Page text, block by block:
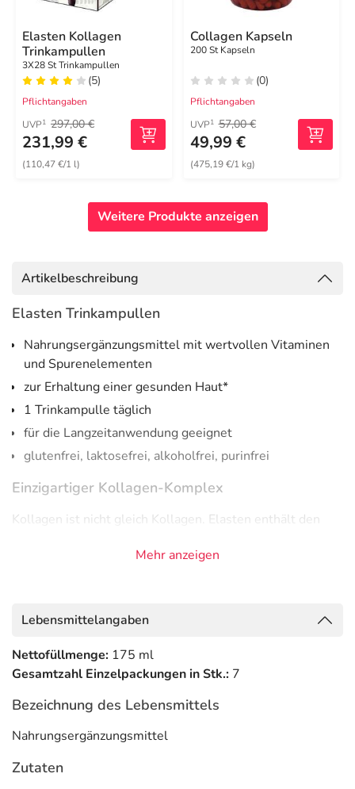
Elasten Kollagen
Trinkampullen
3X28 St Trinkampullen
(5)
Pflichtangaben
UVP1 297,00 €
231,99 €
(110,47 €/1 l)
Collagen Kapseln
200 St Kapseln
(0)
Pflichtangaben
UVP1 57,00 €
49,99 €
(475,19 €/1 kg)
Weitere Produkte anzeigen
Artikelbeschreibung
Elasten Trinkampullen
Nahrungsergänzungsmittel mit wertvollen Vitaminen
und Spurenelementen
zur Erhaltung einer gesunden Haut*
1 Trinkampulle täglich
für die Langzeitanwendung geeignet
glutenfrei, laktosefrei, alkoholfrei, purinfrei
Einzigartiger Kollagen-Komplex
Kollagen ist nicht gleich Kollagen. Elasten enthält den
hohe Übereinstimmung mit dem natürlichen Kollagen
weiterewertvolle Vitamine und Spurenelemente für
eine gesunde Hautenthalten. Vitamin C, Biotin, Zink und
Vitamin E.*
Elasten ist aufgrund seiner natürlichen Inhaltsstoffe
die Langzeitanwendung geeignet .
* Vitamin C trägt zu einer normalen Kollagenbildung für
Funktion der Haut
Mehr anzeigen
Lebensmittelangaben
Nettofüllmenge: 175 ml
Gesamtzahl Einzelpackungen in Stk.: 7
Bezeichnung des Lebensmittels
Nahrungsergänzungsmittel
Zutaten